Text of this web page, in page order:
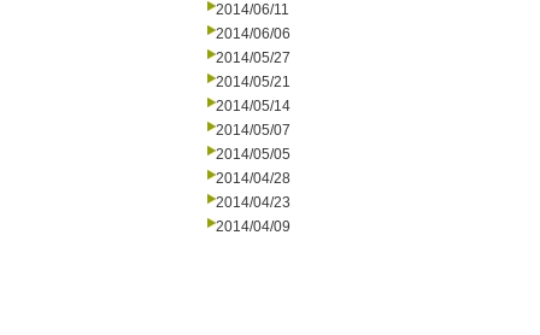
2014/06/11
2014/06/06
2014/05/27
2014/05/21
2014/05/14
2014/05/07
2014/05/05
2014/04/28
2014/04/23
2014/04/09